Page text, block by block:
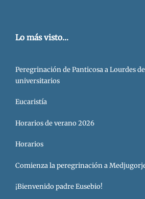
Lo más visto...
Peregrinación de Panticosa a Lourdes
universitarios
Eucaristía
Horarios de verano 2026
Horarios
Comienza la peregrinación a
¡Bienvenido padre Eusebio!